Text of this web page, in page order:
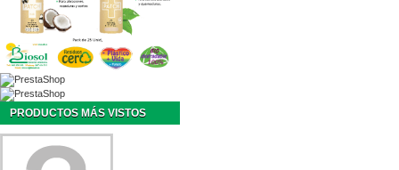
PRODUCTOS MÁS VISTOS